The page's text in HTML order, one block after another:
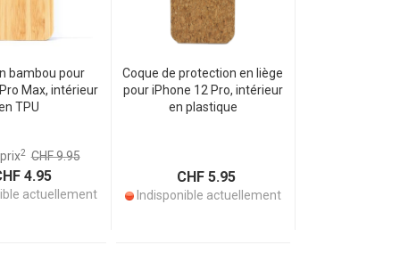
bambou pour
Max, intérieur
TPU
2 CHF 9.95
4.95
actuellement
Coque de protection en liège
pour iPhone 12 Pro, intérieur
en plastique
CHF 5.95
Indisponible actuellement